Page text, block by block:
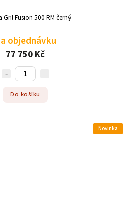
Gril Fusion 500 RM černý
objednávku
77 750 Kč
Do košíku
Novinka